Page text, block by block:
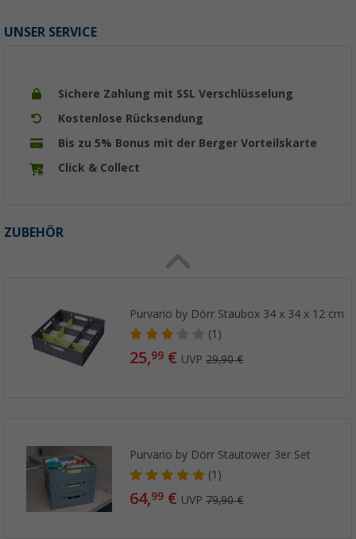
UNSER SERVICE
Sichere Zahlung mit SSL Verschlüsselung
Kostenlose Rücksendung
Bis zu 5% Bonus mit der Berger Vorteilskarte
Click & Collect
ZUBEHÖR
Purvario by Dörr Staubox 34 x 34 x 12 cm
(1)
25,99 € UVP29,90 €
Purvario by Dörr Stautower 3er Set
(1)
64,99 € UVP79,90 €